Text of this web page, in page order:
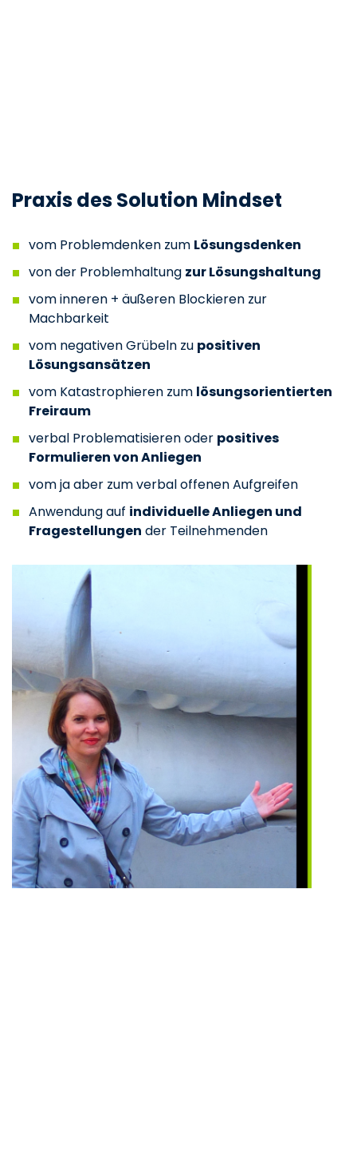
Praxis des Solution Mindset
vom Problemdenken zum Lösungsdenken
von der Problemhaltung zur Lösungshaltung
vom inneren + äußeren Blockieren zur
Machbarkeit
vom negativen Grübeln zu positiven
Lösungsansätzen
vom Katastrophieren zum lösungsorientierten
Freiraum
verbal Problematisieren oder positives
Formulieren von Anliegen
vom ja aber zum verbal offenen Aufgreifen
Anwendung auf individuelle Anliegen und
Fragestellungen der Teilnehmenden